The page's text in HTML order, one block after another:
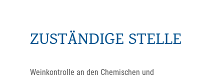
ZUSTÄNDIGE STELLE
Weinkontrolle an den Chemischen und